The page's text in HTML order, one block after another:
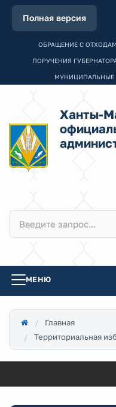
Полная версия
ОБРАЩЕНИЕ С
ПОРУЧЕНИЯ
МУНИЦИПАЛЬНЫЕ
Ханты-
МЕНЮ
Главная
Территориальная